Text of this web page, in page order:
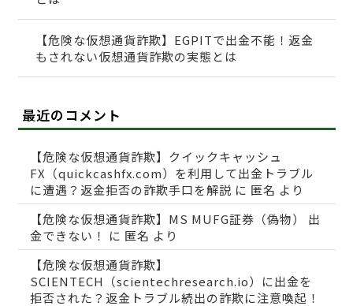
【危険な仮想通貨詐欺】EGPITで出金不能！返金
もされない仮想通貨詐欺の実態とは
最近のコメント
【危険な仮想通貨詐欺】クイックキャッシュ
FX（quickcashfx.com）を利用して出金トラブル
に遭遇？返金拒否の詐欺手口を解説 に 匿名 より
【危険な仮想通貨詐欺】MS MUFG証券（偽物） 出
金できない！
に 匿名 より
【危険な仮想通貨詐欺】
SCIENTECH（scientechresearch.io）に出金を
拒否された？返金トラブル続出の詐欺に注意喚起！